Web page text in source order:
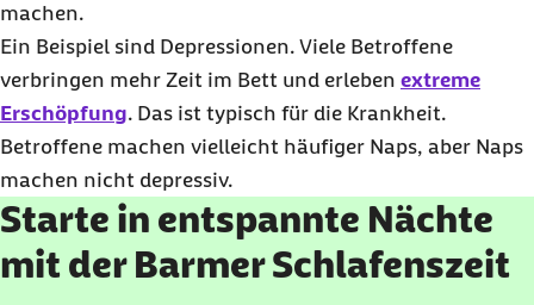
machen.
Ein Beispiel sind Depressionen. Viele Betroffene
verbringen mehr Zeit im Bett und erleben extreme
Erschöpfung. Das ist typisch für die Krankheit.
Betroffene machen vielleicht häufiger Naps, aber Naps
machen nicht depressiv.
Starte in entspannte Nächte
mit der Barmer Schlafenszeit